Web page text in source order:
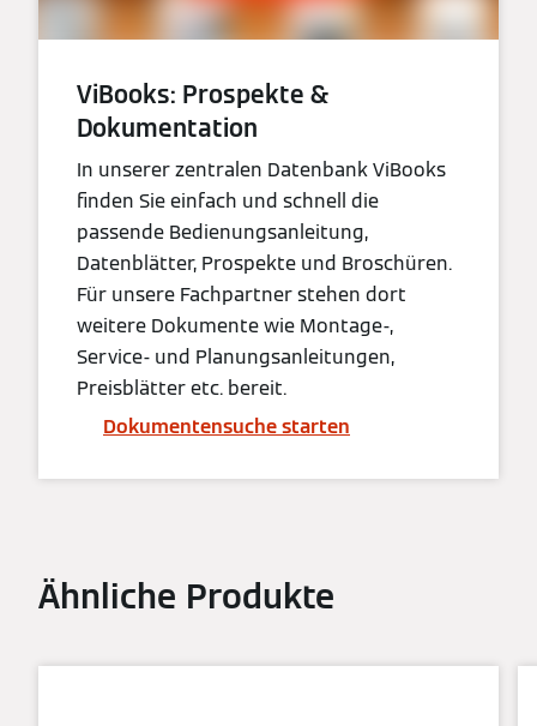
ViBooks: Prospekte &
Dokumentation
In unserer zentralen Datenbank ViBooks
finden Sie einfach und schnell die
passende Bedienungsanleitung,
Datenblätter, Prospekte und Broschüren.
Für unsere Fachpartner stehen dort
weitere Dokumente wie Montage-,
Service- und Planungsanleitungen,
Preisblätter etc. bereit.
Dokumentensuche starten
Ähnliche Produkte